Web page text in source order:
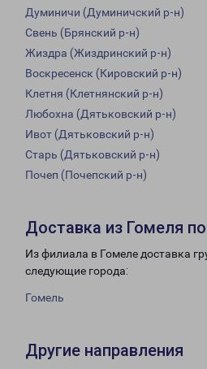
Думиничи (Думиничский р-н)
Свень (Брянский р-н)
Жиздра (Жиздринский р-н)
Воскресенск (Кировский р-н)
Клетня (Клетнянский р-н)
Любохна (Дятьковский р-н)
Ивот (Дятьковский р-н)
Старь (Дятьковский р-н)
Почеп (Почепский р-н)
Доставка из Гомеля
Из филиала в Гомеле доставка
следующие города:
Гомель
Другие направления